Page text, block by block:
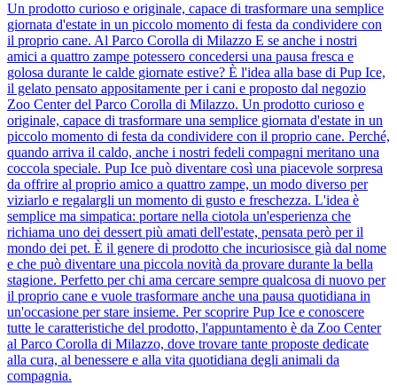
Un prodotto curioso e originale, capace di trasformare una semplice
giornata d'estate in un piccolo momento di festa da condividere con
il proprio cane. Al Parco Corolla di Milazzo E se anche i nostri
amici a quattro zampe potessero concedersi una pausa fresca e
golosa durante le calde giornate estive? È l'idea alla base di Pup Ice,
il gelato pensato appositamente per i cani e proposto dal negozio
Zoo Center del Parco Corolla di Milazzo. Un prodotto curioso e
originale, capace di trasformare una semplice giornata d'estate in un
piccolo momento di festa da condividere con il proprio cane. Perché,
quando arriva il caldo, anche i nostri fedeli compagni meritano una
coccola speciale. Pup Ice può diventare così una piacevole sorpresa
da offrire al proprio amico a quattro zampe, un modo diverso per
viziarlo e regalargli un momento di gusto e freschezza. L'idea è
semplice ma simpatica: portare nella ciotola un'esperienza che
richiama uno dei dessert più amati dell'estate, pensata però per il
mondo dei pet. È il genere di prodotto che incuriosisce già dal nome
e che può diventare una piccola novità da provare durante la bella
stagione. Perfetto per chi ama cercare sempre qualcosa di nuovo per
il proprio cane e vuole trasformare anche una pausa quotidiana in
un'occasione per stare insieme. Per scoprire Pup Ice e conoscere
tutte le caratteristiche del prodotto, l'appuntamento è da Zoo Center
al Parco Corolla di Milazzo, dove trovare tante proposte dedicate
alla cura, al benessere e alla vita quotidiana degli animali da
compagnia.